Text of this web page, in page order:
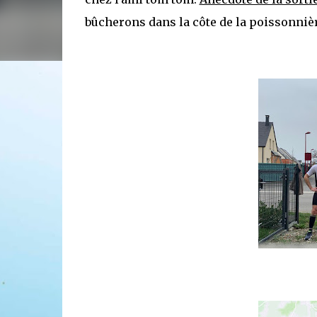
bûcherons dans la côte de la